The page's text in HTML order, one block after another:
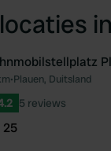
•Plauen, Duitsland
5 reviews
25